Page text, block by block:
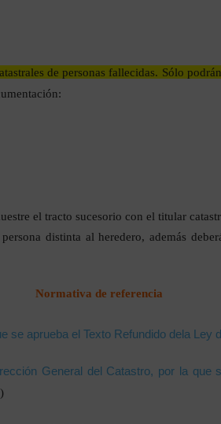
de personas fallecidas. Sólo
el tracto sucesorio con el titular
distinta al heredero, además
Normativa de referencia
se aprueba el Texto Refundido dela Ley
General del Catastro, por la